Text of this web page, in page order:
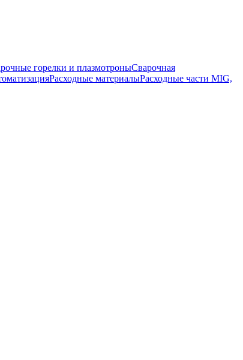
горелки и плазмотроныСварочная
Расходные материалыРасходные части MIG,